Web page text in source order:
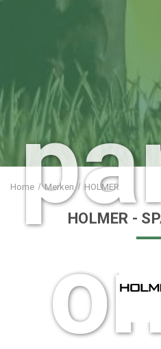
Home Merken HOLMER
HOLMER -